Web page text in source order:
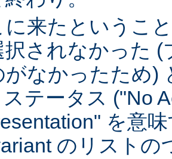
に来たというこ
択されなかった
がなかったため)
テータス ("No
を意
のリストの